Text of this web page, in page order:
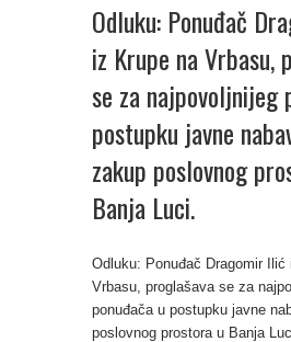
Odluku: Ponuđač
iz Krupe na Vrbasu,
se za najpovoljnijeg
postupku javne
zakup poslovnog
Banja Luci.
Odluku: Ponuđač Dragomir Ilić
Vrbasu, proglašava se za
ponuđača u postupku javne
poslovnog prostora u Banja